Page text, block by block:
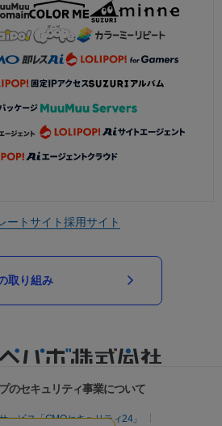
ートサイト採用サイト
取り組み
のセキュリティ事業について
ビス「GMOセキュリティ24」